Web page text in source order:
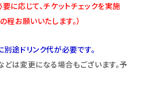
に応じて、チケットチェックを実施
程お願いいたします。）
途ドリンク代が必要です。
は変更になる場合もございます。予